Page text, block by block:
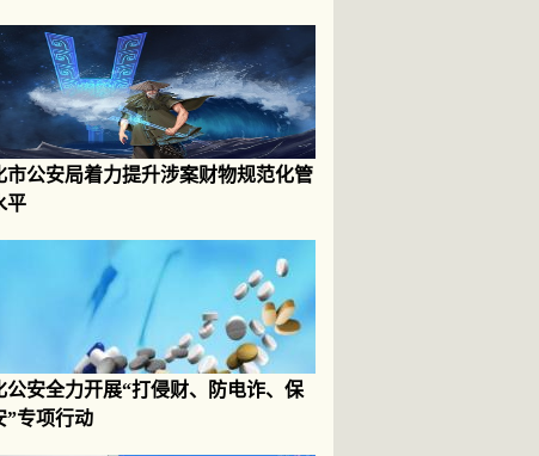
市公安局着力提升涉案财物规范化管
平
公安全力开展“打侵财、防电诈、保
”专项行动